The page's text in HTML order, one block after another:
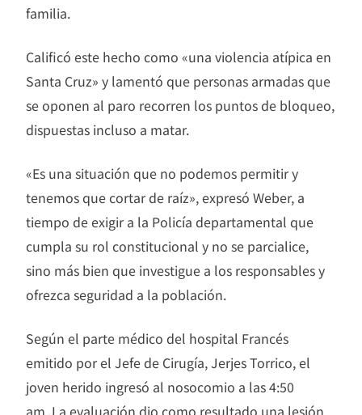
familia.
Calificó este hecho como «una violencia atípica en
Santa Cruz» y lamentó que personas armadas que
se oponen al paro recorren los puntos de bloqueo,
dispuestas incluso a matar.
«Es una situación que no podemos permitir y
tenemos que cortar de raíz», expresó Weber, a
tiempo de exigir a la Policía departamental que
cumpla su rol constitucional y no se parcialice,
sino más bien que investigue a los responsables y
ofrezca seguridad a la población.
Según el parte médico del hospital Francés
emitido por el Jefe de Cirugía, Jerjes Torrico, el
joven herido ingresó al nosocomio a las 4:50
am. La evaluación dio como resultado una lesión